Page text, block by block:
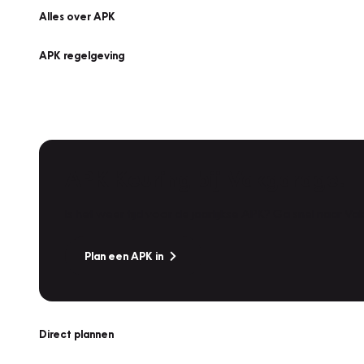
Alles over APK
APK regelgeving
Plan een APK in
Direct plannen